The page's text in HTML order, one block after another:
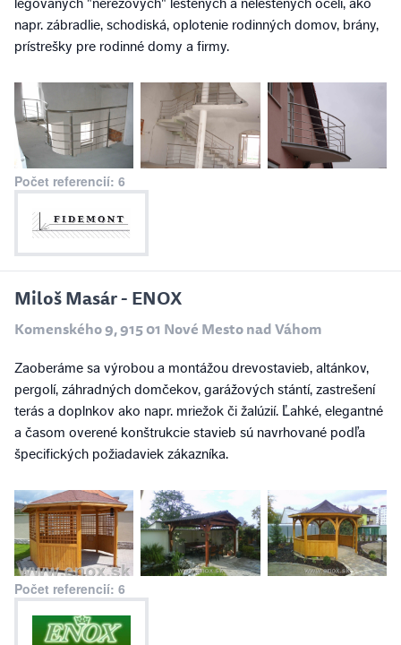
legovaných "nerezových" leštených a neleštených ocelí, ako
napr. zábradlie, schodiská, oplotenie rodinných domov, brány,
prístrešky pre rodinné domy a firmy.
Počet referencií: 6
Miloš Masár - ENOX
Komenského 9, 915 01 Nové Mesto nad Váhom
Zaoberáme sa výrobou a montážou drevostavieb, altánkov,
pergolí, záhradných domčekov, garážových stántí, zastrešení
terás a doplnkov ako napr. mriežok či žalúzií. Ľahké, elegantné
a časom overené konštrukcie stavieb sú navrhované podľa
špecifických požiadaviek zákazníka.
Počet referencií: 6